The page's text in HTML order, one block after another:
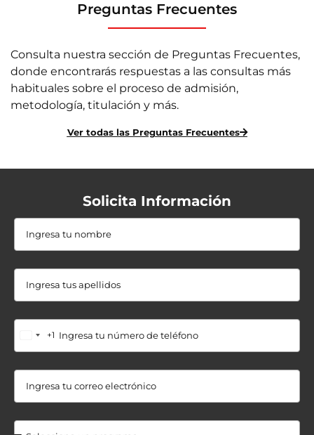
Preguntas Frecuentes
Consulta nuestra sección de Preguntas Frecuentes,
donde encontrarás respuestas a las consultas más
habituales sobre el proceso de admisión,
metodología, titulación y más.
Ver todas las Preguntas Frecuentes
Solicita Información
+1